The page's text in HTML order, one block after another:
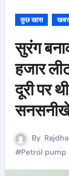
कुछ खास खबर
सुरंग
हजार
दूरी पर
By
#Petrol pump